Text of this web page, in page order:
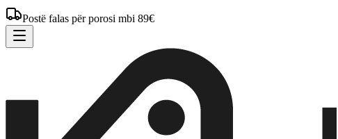
Postë falas për porosi mbi 89€